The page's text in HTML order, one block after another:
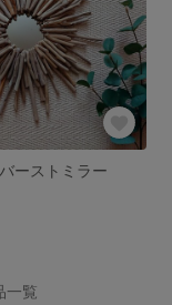
ーストミラー
一覧